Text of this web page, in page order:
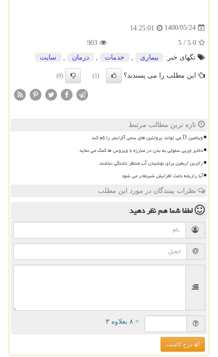
1400/05/24
14:25:01
5.0
/
5
903
تگهای خبر:
بیماری خدمات درمان سایت
این مطلب را می پسندید؟ (1)
(0)
تازه ترین مطالب مرتبط
ویتامین D می تواند پروتئین های سمی آلزایمر را کم کند
ذخایر چربی سلولی به بدن در مبارزه با ویروس ها کمک می نماید
زائرین اربعین برای نوشیدن آب منتظر تشنگی نباشند
آیا رازیانه باعث افزایش شیرمادر می شود
نظرات بینندگان در مورد این مطلب
لطفا شما همنظر دهید
= ۸ بعلاوه ۳
درج کامنت